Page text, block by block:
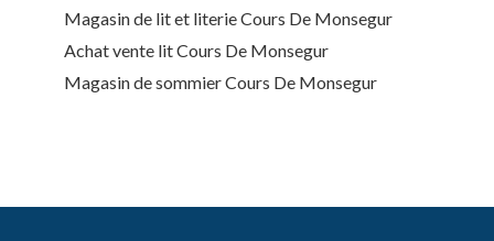
Magasin de lit et literie Cours De Monsegur
Achat vente lit Cours De Monsegur
Magasin de sommier Cours De Monsegur